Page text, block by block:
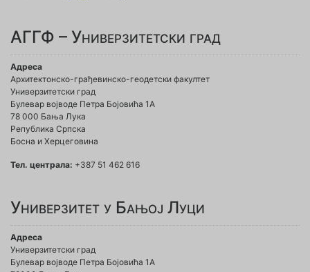
АГГФ – Универзитетски град
Адреса
Архитектонско-грађевинско-геодетски факултет
Универзитетски град
Булевар војводе Петра Бојовића 1A
78 000 Бања Лука
Република Српска
Босна и Херцеговина
Тел. централа: +387 51 462 616
Универзитет у Бањој Луци
Адреса
Универзитетски град
Булевар војводе Петра Бојовића 1А